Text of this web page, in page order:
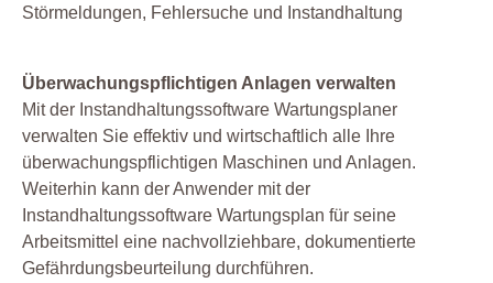
Störmeldungen, Fehlersuche und Instandhaltung
Überwachungspflichtigen Anlagen verwalten
Mit der Instandhaltungssoftware Wartungsplaner
verwalten Sie effektiv und wirtschaftlich alle Ihre
überwachungspflichtigen Maschinen und Anlagen.
Weiterhin kann der Anwender mit der
Instandhaltungssoftware Wartungsplan für seine
Arbeitsmittel eine nachvollziehbare, dokumentierte
Gefährdungsbeurteilung durchführen.